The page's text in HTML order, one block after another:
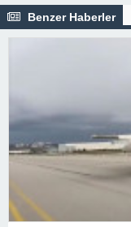
Benzer Haberler